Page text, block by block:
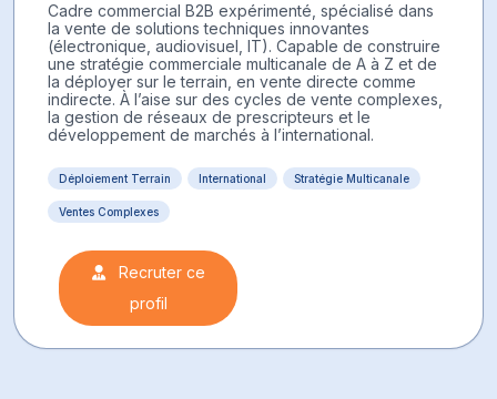
Cadre commercial B2B expérimenté, spécialisé dans
la vente de solutions techniques innovantes
(électronique, audiovisuel, IT). Capable de construire
une stratégie commerciale multicanale de A à Z et de
la déployer sur le terrain, en vente directe comme
indirecte. À l’aise sur des cycles de vente complexes,
la gestion de réseaux de prescripteurs et le
développement de marchés à l’international.
Déploiement Terrain International Stratégie Multicanale
Ventes Complexes
Recruter ce
profil